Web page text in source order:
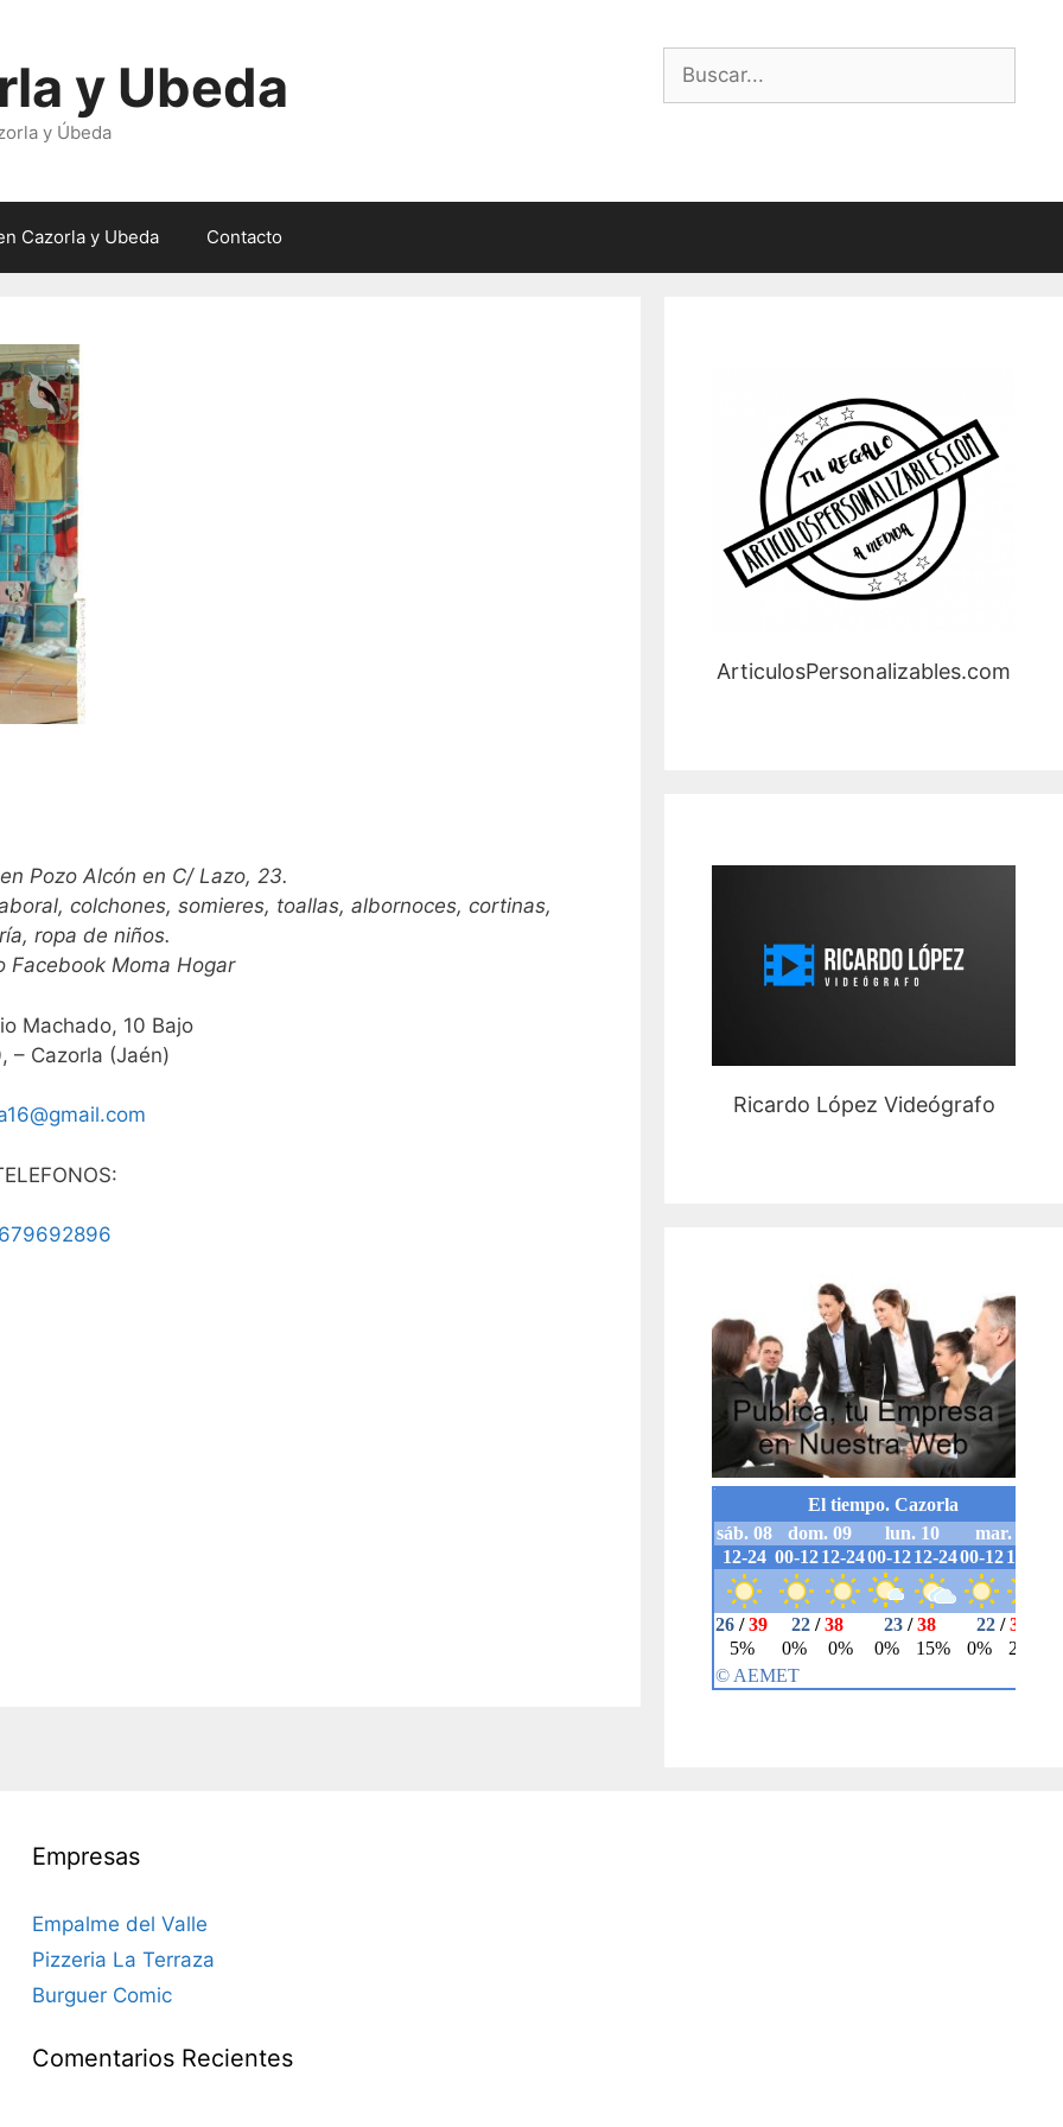
Buscar:
y Ubeda
y Úbeda
Cazorla y Ubeda Contacto
Pozo Alcón en C/ Lazo, 23.
colchones, somieres, toallas, albornoces, cortinas,
ropa de niños.
Facebook Moma Hogar
Machado, 10 Bajo
– Cazorla (Jaén)
ArticulosPersonalizables.com
Ricardo López Videógrafo
Empresas
Empalme del Valle
Pizzeria La Terraza
Burguer Comic
Comentarios Recientes